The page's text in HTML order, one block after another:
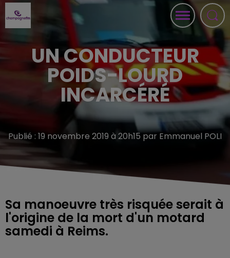
UN CONDUCTEUR
POIDS-LOURD
INCARCÉRÉ
Publié : 19 novembre 2019 à 20h15 par Emmanuel POLI
Sa manoeuvre très risquée serait à
l'origine de la mort d'un motard
samedi à Reims.